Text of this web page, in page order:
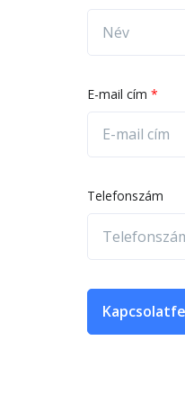
E-mail cím
Telefonszám